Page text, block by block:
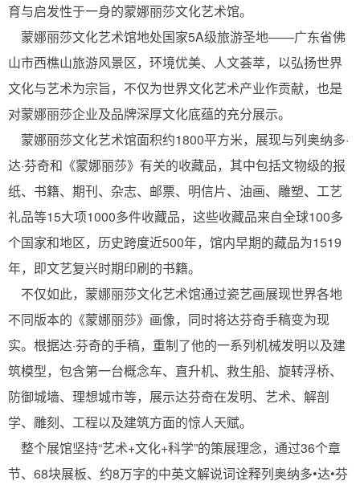
育与启发性于一身的蒙娜丽莎文化艺术馆。
蒙娜丽莎文化艺术馆地处国家5A级旅游圣地——广东省佛
山市西樵山旅游风景区，环境优美、人文荟萃，以弘扬世界
文化与艺术为宗旨，不仅为世界文化艺术产业作贡献，也是
对蒙娜丽莎企业及品牌深厚文化底蕴的充分展示。
蒙娜丽莎文化艺术馆面积约1800平方米，展现与列奥纳多·
达·芬奇和《蒙娜丽莎》有关的收藏品，其中包括文物级的报
纸、书籍、期刊、杂志、邮票、明信片、油画、雕塑、工艺
礼品等15大项1000多件收藏品，这些收藏品来自全球100多
个国家和地区，历史跨度近500年，馆内早期的藏品为1519
年，即文艺复兴时期印刷的书籍。
不仅如此，蒙娜丽莎文化艺术馆通过瓷艺画展现世界各地
不同版本的《蒙娜丽莎》画像，同时将达芬奇手稿变为现
实。根据达·芬奇的手稿，重制了他的一系列机械发明以及建
筑模型，包含第一台概念车、直升机、救生船、旋转浮桥、
防御城墙、理想城市等，展示达芬奇在发明、艺术、解剖
学、雕刻、工程以及建筑方面的惊人天赋。
整个展馆坚持“艺术+文化+科学”的策展理念，通过36个章
节、68块展板、约8万字的中英文解说词诠释列奥纳多•达•芬